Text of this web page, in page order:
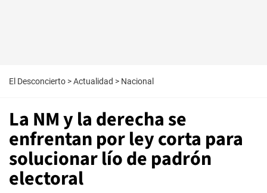
El Desconcierto >Actualidad > Nacional
La NM y la derecha se
enfrentan por ley corta para
solucionar lío de padrón
electoral